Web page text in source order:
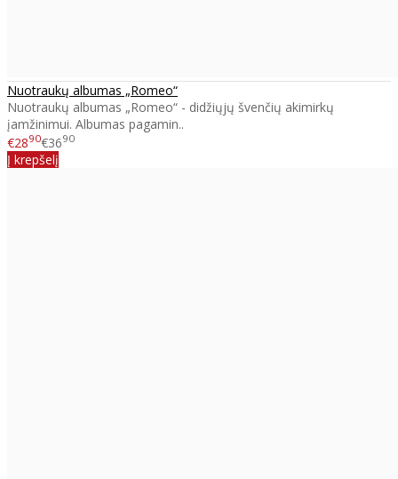
Nuotraukų albumas „Romeo“
Nuotraukų albumas „Romeo“ - didžiųjų švenčių akimirkų
įamžinimui. Albumas pagamin..
€2890€3690
Į krepšelį